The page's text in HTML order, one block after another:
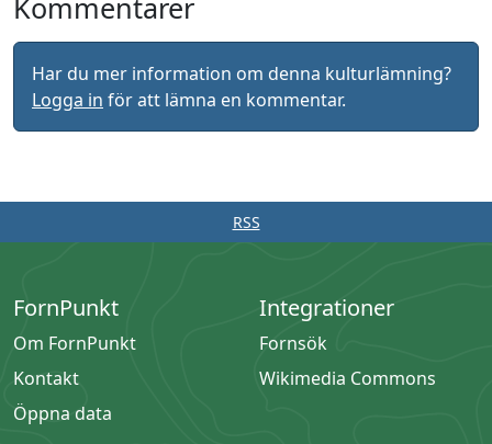
Kommentarer
Har du mer information om denna kulturlämning?
Logga in för att lämna en kommentar.
RSS
FornPunkt
Om FornPunkt
Kontakt
Öppna data
Integrationer
Fornsök
Wikimedia Commons